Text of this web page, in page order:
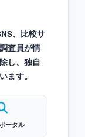
、比較サ
査員が情
し、独自
ます。
ータル